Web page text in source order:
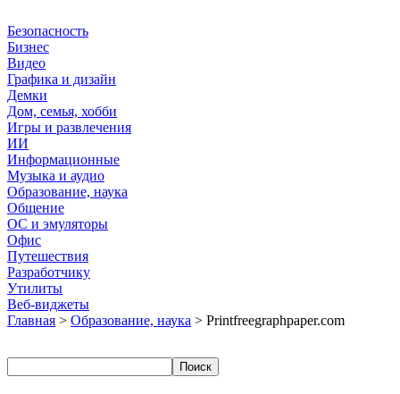
Безопасность
Бизнес
Видео
Графика и дизайн
Демки
Дом, семья, хобби
Игры и развлечения
ИИ
Информационные
Музыка и аудио
Образование, наука
Общение
ОС и эмуляторы
Офис
Путешествия
Разработчику
Утилиты
Веб-виджеты
Главная > Образование, наука > Printfreegraphpaper.com